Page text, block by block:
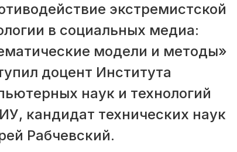
экстремистской
в социальных медиа:
модели и методы»
доцент Института
наук и технологий
кандидат технических наук
Рабчевский.